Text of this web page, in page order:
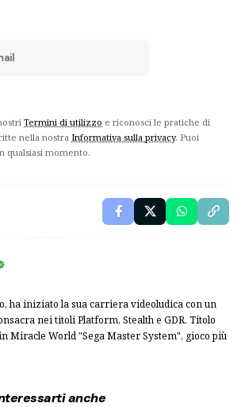
Termini di utilizzo e riconosci le pratiche di
nella nostra Informativa sulla privacy. Puoi
qualsiasi momento.
ha iniziato la sua carriera videoludica con un
nei titoli Platform, Stealth e GDR. Titolo
Miracle World "Sega Master System", gioco più
anche